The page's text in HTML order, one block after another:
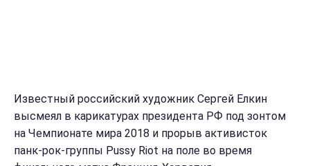
Известный российский художник Сергей Елкин
высмеял в карикатурах президента РФ под зонтом
на Чемпионате мира 2018 и прорыв активисток
панк-рок-группы Pussy Riot на поле во время